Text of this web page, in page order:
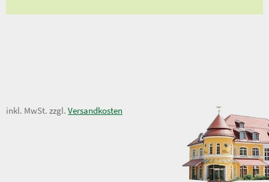
16,00 €
inkl. MwSt. zzgl. Versandkosten